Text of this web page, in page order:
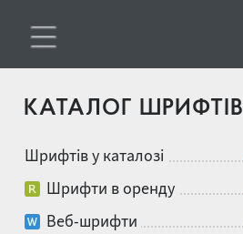
КАТАЛОГ ШРИФТІВ
Шрифтів у каталозі
Шрифти в оренду
Веб-шрифти